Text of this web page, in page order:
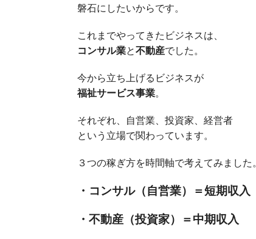
磐石にしたいからです。
これまでやってきたビジネスは、
コンサル業と不動産でした。
今から立ち上げるビジネスが
福祉サービス事業。
それぞれ、自営業、投資家、経営者
という立場で関わっています。
３つの稼ぎ方を時間軸で考えてみました。
・コンサル（自営業）＝短期収入
・不動産（投資家）＝中期収入